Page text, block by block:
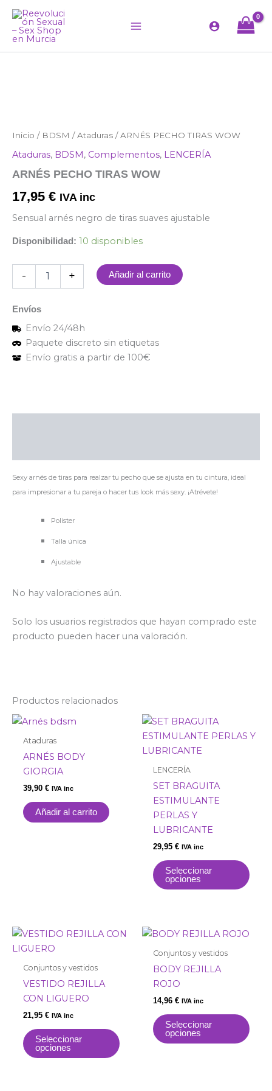
contenido
Inicio / BDSM /Ataduras / ARNÉS PECHO TIRAS WOW
Ataduras, BDSM, Complementos, LENCERÍA
ARNÉS PECHO TIRAS WOW
17,95 € IVA inc
Sensual arnés negro de tiras suaves ajustable
Disponibilidad: 10 disponibles
-
ARNÉS
TIRAS
WOW
+ Añadir al carrito
Envíos
Envío 24/48h
Paquete discreto sin etiquetas
Envío gratis a partir de 100€
Sexy arnés de tiras para realzar tu pecho que se ajusta en tu cintura, ideal
para impresionar a tu pareja o hacer tus look más sexy. ¡Atrévete!
Polister
Talla única
Ajustable
No hay valoraciones aún.
Solo los usuarios registrados que hayan comprado este
producto pueden hacer una valoración.
Productos relacionados
Ataduras
ARNÉS BODY
GIORGIA
39,90 € IVA inc
Añadir al carrito
LENCERÍA
SET BRAGUITA
ESTIMULANTE
PERLAS Y
LUBRICANTE
29,95 € IVA inc
Seleccionar
opciones
en
la
Conjuntos y vestidos
VESTIDO REJILLA
CON LIGUERO
21,95 € IVA inc
Seleccionar
opciones
Este
producto
opciones
se
pueden
Conjuntos y vestidos
BODY REJILLA
ROJO
14,96 € IVA inc
Seleccionar
opciones
Este
se